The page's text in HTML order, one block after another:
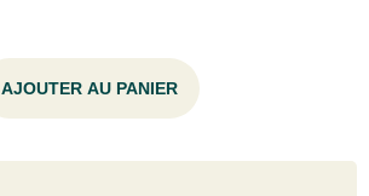
AJOUTER AU PANIER